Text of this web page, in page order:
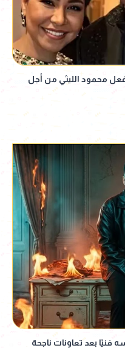
محمود الليثي من أجل
بعد تعاونات ناجحة